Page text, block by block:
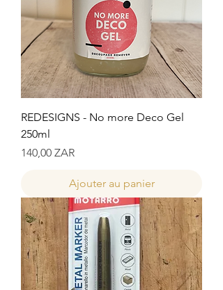
REDESIGNS - No more Deco Gel
250ml
Prix
140,00 ZAR
Ajouter au panier